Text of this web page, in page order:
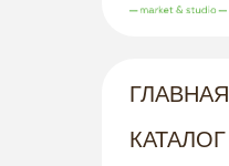
КАТАЛОГ
ГЛАВНАЯ